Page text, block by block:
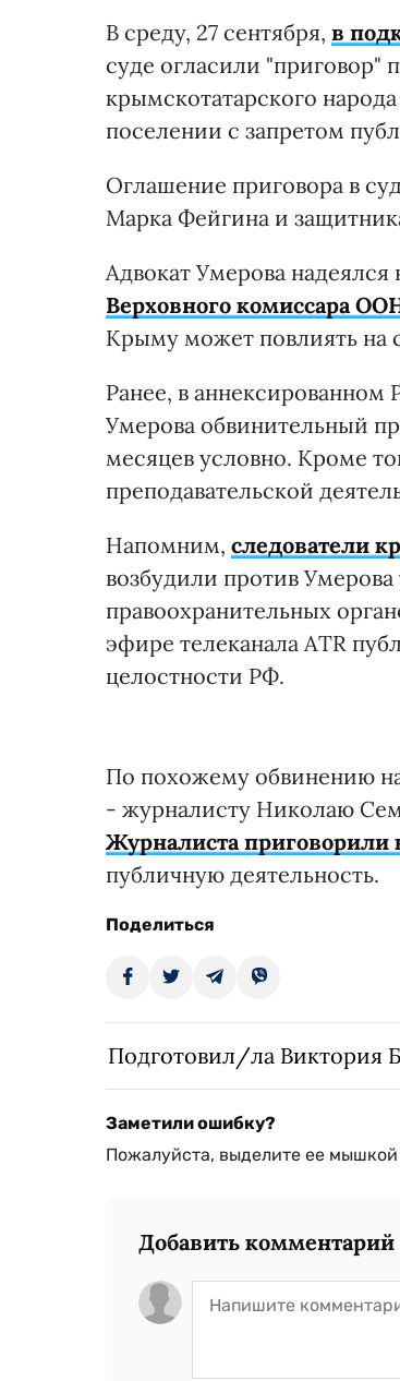
В среду, 27 сентября, в
суде огласили "приговор"
крымскотатарского
поселении с запретом
Оглашение приговора в
Марка Фейгина и
Адвокат Умерова надеялся
Верховного комиссара
Крыму может повлиять на
Ранее, в
Умерова обвинительный
месяцев условно. Кроме
преподавательской
Напомним, следователи
возбудили против
правоохранительных
эфире телеканала АТR
целостности РФ.
По похожему обвинению
- журналисту Николаю
Журналиста приговорили
публичную деятельность.
Поделиться
Подготовил/ла Виктория
Заметили ошибку?
Пожалуйста, выделите ее
Добавить комментарий